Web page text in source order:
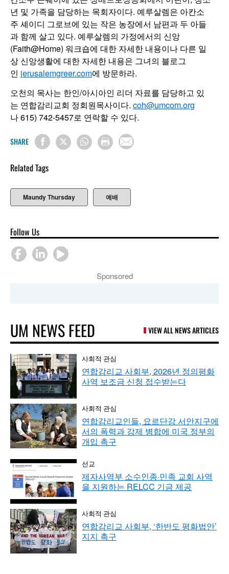
년 및 가족을 담당하는 목회자이다. 예루살렘은 아칸소
주 셰이디 그로브에 있는 작은 농장에서 남편과 두 아들
과 함께 살고 있다. 예루살렘의 가정에서의 신앙
(Faith@Home) 워크숍에 대한 자세한 내용이나 다른 일
상 신앙생활에 대한 자세한 내용은 그녀의 블로그
인 jerusalemgreer.com에 방문하라.
오천의 목사는 한인/아시아인 리더 자료를 담당하고 있
는 연합감리교회 정회원목사이다. coh@umcom.org
나 615) 742-5457로 연락할 수 있다.
SHARE
Related Tags
Maundy Thursday 예배
Follow Us
Sponsored
UM NEWS FEED VIEW ALL NEWS ARTICLES
사회적 관심
연합감리교 사회부, 2026년 정의평화
사역 보조금 신청 접수받는다
사회적 관심
연합감리교인들, 요르단강 서안지구에
서의 폭력과 강제 병합에 미국 정부의
개입 촉구
선교
제자사역부 소수인종·민족 교회 사역
을 지원하는 RELCC 기금 제공
사회적 관심
연합감리교 사회부, ‘한반도 평화법안’
지지 촉구